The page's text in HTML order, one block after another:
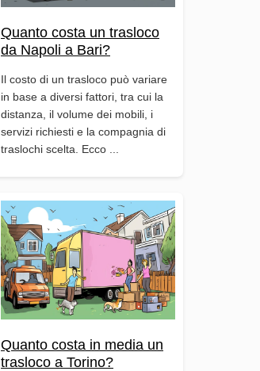
Quanto costa un trasloco
da Napoli a Bari?
Il costo di un trasloco può variare
in base a diversi fattori, tra cui la
distanza, il volume dei mobili, i
servizi richiesti e la compagnia di
traslochi scelta. Ecco ...
Quanto costa in media un
trasloco a Torino?